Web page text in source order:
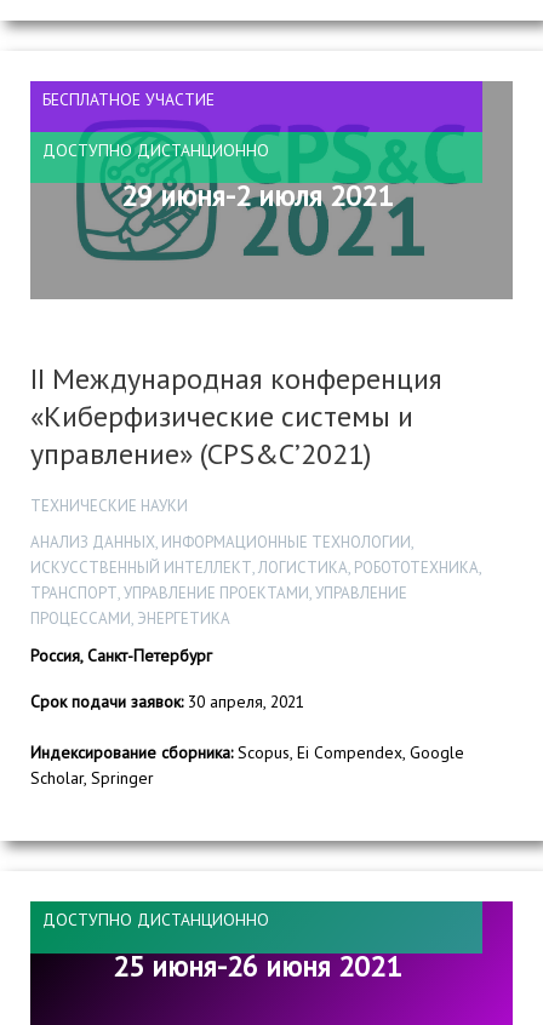
БЕСПЛАТНОЕ УЧАСТИЕ
ДОСТУПНО ДИСТАНЦИОННО
29 июня-2 июля 2021
II Международная конференция
«Киберфизические системы и
управление» (CPS&C’2021)
ТЕХНИЧЕСКИЕ НАУКИ
АНАЛИЗ ДАННЫХ, ИНФОРМАЦИОННЫЕ ТЕХНОЛОГИИ,
ИСКУССТВЕННЫЙ ИНТЕЛЛЕКТ, ЛОГИСТИКА, РОБОТОТЕХНИКА,
ТРАНСПОРТ, УПРАВЛЕНИЕ ПРОЕКТАМИ, УПРАВЛЕНИЕ
ПРОЦЕССАМИ, ЭНЕРГЕТИКА
Россия, Санкт-Петербург
Срок подачи заявок:30 апреля, 2021
Индексирование сборника:Scopus, Ei Compendex, Google
Scholar, Springer
ДОСТУПНО ДИСТАНЦИОННО
25 июня-26 июня 2021